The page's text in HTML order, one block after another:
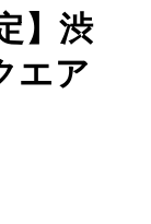
】渋
エア